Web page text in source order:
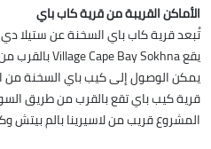
الأماكن القريبة من قرية كاب باي
تُبعد قرية كاب باي السخنة عن ستيلا دي ماري
يقع Village Cape Bay Sokhna بالقرب من فندق توليب بالسخنة.
يمكن الوصول إلى كيب باي السخنة من
قرية كيب باي تقع بالقرب من طريق
المشروع قريب من لاسيرينا بالم بيتش